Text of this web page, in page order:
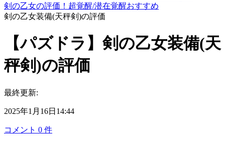
剣の乙女の評価！超覚醒/潜在覚醒おすすめ
剣の乙女装備(天秤剣)の評価
【パズドラ】剣の乙女装備(天
秤剣)の評価
最終更新:
2025年1月16日14:44
コメント 0 件